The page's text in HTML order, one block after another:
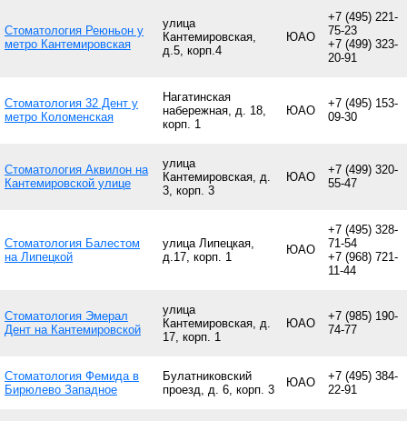
Стоматология Реюньон у
метро Кантемировская
улица
Кантемировская,
д.5, корп.4
ЮАО
+7 (495) 221-
75-23
+7 (499) 323-
20-91
Стоматология 32 Дент у
метро Коломенская
Нагатинская
набережная, д. 18,
корп. 1
ЮАО
+7 (495) 153-
09-30
Стоматология Аквилон на
Кантемировской улице
улица
Кантемировская, д.
3, корп. 3
ЮАО
+7 (499) 320-
55-47
Стоматология Балестом
на Липецкой
улица Липецкая,
д.17, корп. 1
ЮАО
+7 (495) 328-
71-54
+7 (968) 721-
11-44
Стоматология Эмерал
Дент на Кантемировской
улица
Кантемировская, д.
17, корп. 1
ЮАО
+7 (985) 190-
74-77
Стоматология Фемида в
Бирюлево Западное
Булатниковский
проезд, д. 6, корп. 3
ЮАО
+7 (495) 384-
22-91